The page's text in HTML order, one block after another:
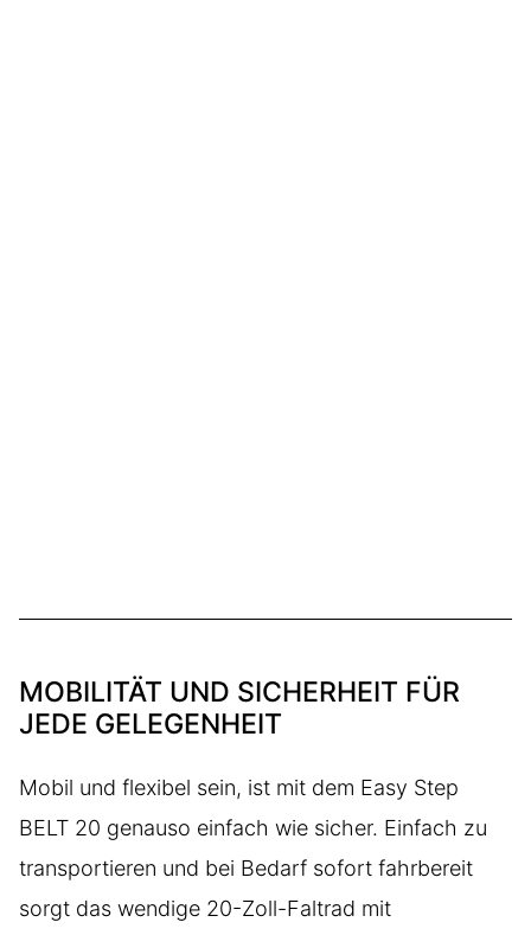
MOBILITÄT UND SICHERHEIT FÜR
JEDE GELEGENHEIT
Mobil und flexibel sein, ist mit dem Easy Step
BELT 20 genauso einfach wie sicher. Einfach zu
transportieren und bei Bedarf sofort fahrbereit
sorgt das wendige 20-Zoll-Faltrad mit